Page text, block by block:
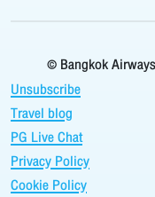
© Bangkok
Unsubscribe
Travel blog
PG Live Chat
Privacy Policy
Cookie Policy